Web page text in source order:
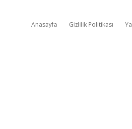
Anasayfa Gizlilik Politikası